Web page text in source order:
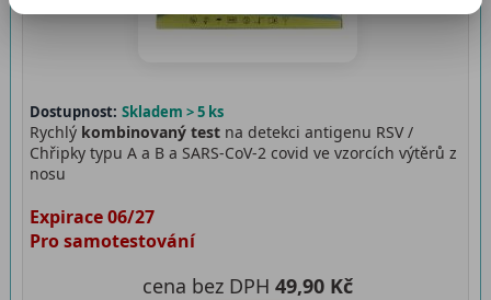
Dostupnost: Skladem > 5 ks
Rychlý kombinovaný test na detekci antigenu RSV /
Chřipky typu A a B a SARS-CoV-2 covid ve vzorcích výtěrů z
nosu
Expirace 06/27
Pro samotestování
cena bez DPH 49,90 Kč